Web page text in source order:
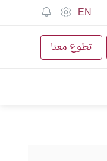
EN
تطوع معنا